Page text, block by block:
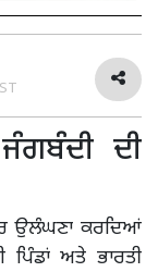
ਦੀ
ਉਲੰਘਣਾ ਕਰਦਿਆਂ
ਅਤੇ ਭਾਰਤੀ